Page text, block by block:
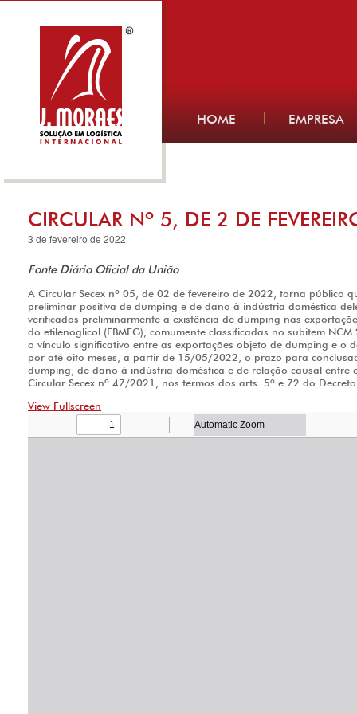
HOME EMPRESA
CIRCULAR Nº 5, DE 2 DE
3 de fevereiro de 2022
Fonte Diário Oficial da União
A Circular Secex nº 05, de 02 de fevereiro de 2022, torna público
preliminar positiva de dumping e de dano à indústria doméstica
verificados preliminarmente a existência de dumping nas
do etilenoglicol (EBMEG), comumente classificadas no subitem
o vínculo significativo entre as exportações objeto de dumping e o
por até oito meses, a partir de 15/05/2022, o prazo para
dumping, de dano à indústria doméstica e de relação causal entre
Circular Secex nº 47/2021, nos termos dos arts. 5º e 72 do
View Fullscreen